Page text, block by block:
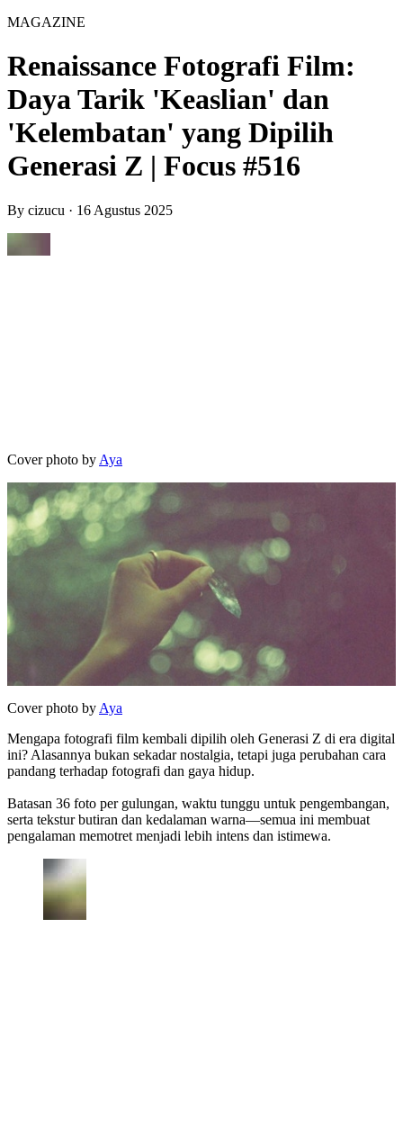
MAGAZINE
Renaissance Fotografi Film:
Daya Tarik 'Keaslian' dan
'Kelembatan' yang Dipilih
Generasi Z | Focus #516
By cizucu · 16 Agustus 2025
Cover photo by Aya
Cover photo byAya
Mengapa fotografi film kembali dipilih oleh Generasi Z di era digital
ini? Alasannya bukan sekadar nostalgia, tetapi juga perubahan cara
pandang terhadap fotografi dan gaya hidup.
Batasan 36 foto per gulungan, waktu tunggu untuk pengembangan,
serta tekstur butiran dan kedalaman warna—semua ini membuat
pengalaman memotret menjadi lebih intens dan istimewa.